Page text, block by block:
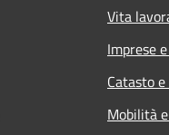
Vita
Imprese
Catasto
Mobilità